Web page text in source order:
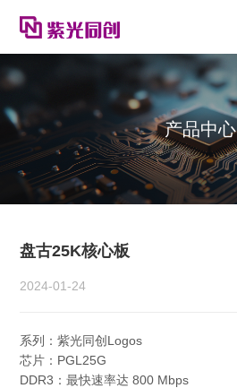
产品中心
盘古25K核心板
2024-01-24
系列：紫光同创Logos
芯片：PGL25G
DDR3：最快速率达 800 Mbps